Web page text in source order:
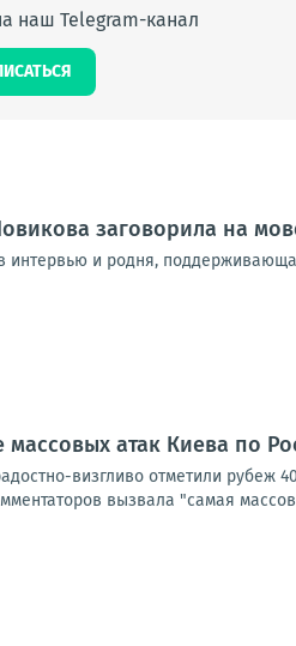
наш Telegram-канал
заговорила на
интервью и родня,
атак Киева по
визгливо отметили
вызвала "самая